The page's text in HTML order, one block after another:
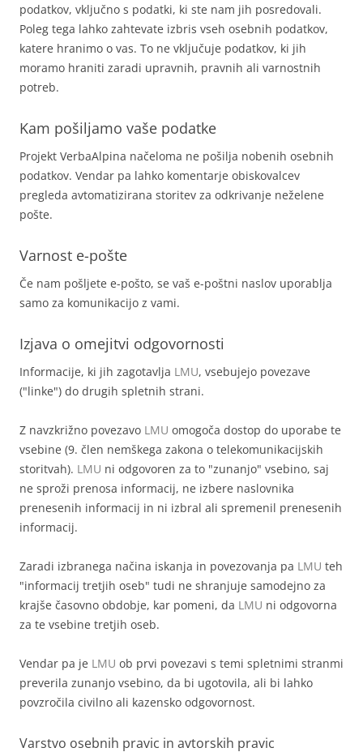
podatkov, vključno s podatki, ki ste nam jih posredovali.
Poleg tega lahko zahtevate izbris vseh osebnih podatkov,
katere hranimo o vas. To ne vključuje podatkov, ki jih
moramo hraniti zaradi upravnih, pravnih ali varnostnih
potreb.
Kam pošiljamo vaše podatke
Projekt VerbaAlpina načeloma ne pošilja nobenih osebnih
podatkov. Vendar pa lahko komentarje obiskovalcev
pregleda avtomatizirana storitev za odkrivanje neželene
pošte.
Varnost e-pošte
Če nam pošljete e-pošto, se vaš e-poštni naslov uporablja
samo za komunikacijo z vami.
Izjava o omejitvi odgovornosti
Informacije, ki jih zagotavlja LMU, vsebujejo povezave
("linke") do drugih spletnih strani.
Z navzkrižno povezavo LMU omogoča dostop do uporabe te
vsebine (9. člen nemškega zakona o telekomunikacijskih
storitvah). LMU ni odgovoren za to "zunanjo" vsebino, saj
ne sproži prenosa informacij, ne izbere naslovnika
prenesenih informacij in ni izbral ali spremenil prenesenih
informacij.
Zaradi izbranega načina iskanja in povezovanja pa LMU teh
"informacij tretjih oseb" tudi ne shranjuje samodejno za
krajše časovno obdobje, kar pomeni, da LMU ni odgovorna
za te vsebine tretjih oseb.
Vendar pa je LMU ob prvi povezavi s temi spletnimi stranmi
preverila zunanjo vsebino, da bi ugotovila, ali bi lahko
povzročila civilno ali kazensko odgovornost.
Varstvo osebnih pravic in avtorskih pravic